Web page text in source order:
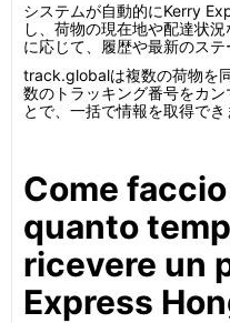
システムが自動的にKerry
し、荷物の現在地や配達状
に応じて、履歴や最新のステ
track.globalは複数の荷物を
数のトラッキング番号をカ
とで、一括で情報を取得でき
Come
quanto
ricevere un
Express